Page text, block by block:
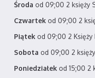
Środa od 09;00 2 księży
Czwartek od 09;00 2
Piątek od 09;00 2 Księży
Sobota od 09;00 2
Poniedziałek od 15;00 2